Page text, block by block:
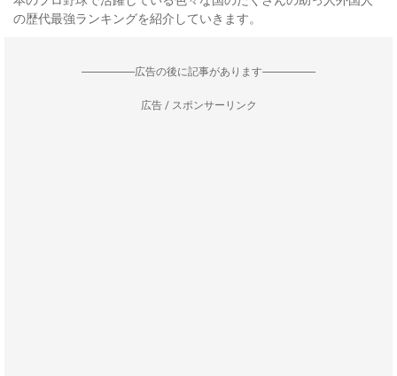
の歴代最強ランキングを紹介していきます。
--------------------広告の後に記事があります--------------------
広告 / スポンサーリンク